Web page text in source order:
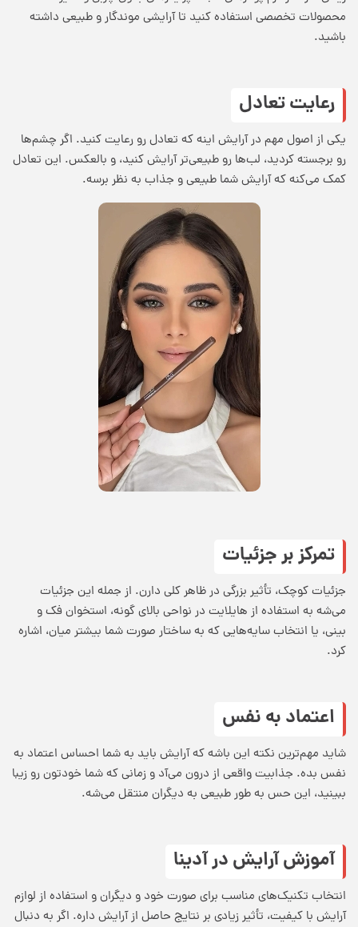
محصولات تخصصی استفاده کنید تا آرایشی موندگار و طبیعی داشته
باشید.
رعایت تعادل
یکی از اصول مهم در آرایش اینه که تعادل رو رعایت کنید. اگر چشم‌ها
رو برجسته کردید، لب‌ها رو طبیعی‌تر آرایش کنید، و بالعکس. این تعادل
کمک می‌کنه که آرایش شما طبیعی و جذاب به نظر برسه.
تمرکز بر جزئیات
جزئیات کوچک، تأثیر بزرگی در ظاهر کلی دارن. از جمله این جزئیات
می‌شه به استفاده از هایلایت در نواحی بالای گونه، استخوان فک و
بینی، یا انتخاب سایه‌هایی که به ساختار صورت شما بیشتر میان، اشاره
کرد.
اعتماد به نفس
شاید مهم‌ترین نکته این باشه که آرایش باید به شما احساس اعتماد به
نفس بده. جذابیت واقعی از درون می‌آد و زمانی که شما خودتون رو زیبا
ببینید، این حس به طور طبیعی به دیگران منتقل می‌شه.
آموزش آرایش در آدینا
انتخاب تکنیک‌های مناسب برای صورت خود و دیگران و استفاده از لوازم
آرایش با کیفیت، تأثیر زیادی بر نتایج حاصل از آرایش داره. اگر به دنبال